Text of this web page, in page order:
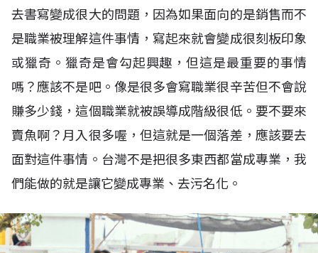
去書寫變成很大的問題，因為如果面向的是銷售而不
是職業被理解這件事情，寫起來就會變成很刻板印象
或獵奇。獵奇是會勾起興趣，但這是最重要的事情
嗎？應該不是吧。像是很多會寫職業很辛苦但不會說
賺多少錢，這個職業就被誤導成階級很低。要不要來
賣魚啊？月入很多喔，但這就是一個落差，應該要去
面對這件事情。台灣不是把很多東西都當成專業，我
們能做的就是讓它變成專業、去污名化。